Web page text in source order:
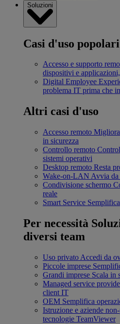
Soluzioni
Casi d'uso popolari
Accesso e supporto
dispositivi e
Digital Employee
problema IT prima che
Altri casi d'uso
Accesso remoto Migliora
in sicurezza
Controllo remoto
sistemi operativi
Desktop remoto Resta
Wake-on-LAN Avvia
Condivisione schermo
reale
Smart Service
Per necessità
diversi team
Uso privato Accedi da
Piccole imprese
Grandi imprese Scala in
Managed service
client IT
OEM Semplifica
Istruzione e aziende
tecnologie TeamViewer